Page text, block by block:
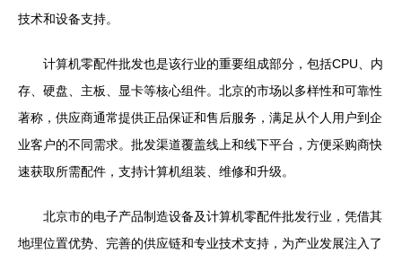
技术和设备支持。
计算机零配件批发也是该行业的重要组成部分，包括CPU、内
存、硬盘、主板、显卡等核心组件。北京的市场以多样性和可靠性
著称，供应商通常提供正品保证和售后服务，满足从个人用户到企
业客户的不同需求。批发渠道覆盖线上和线下平台，方便采购商快
速获取所需配件，支持计算机组装、维修和升级。
北京市的电子产品制造设备及计算机零配件批发行业，凭借其
地理位置优势、完善的供应链和专业技术支持，为产业发展注入了